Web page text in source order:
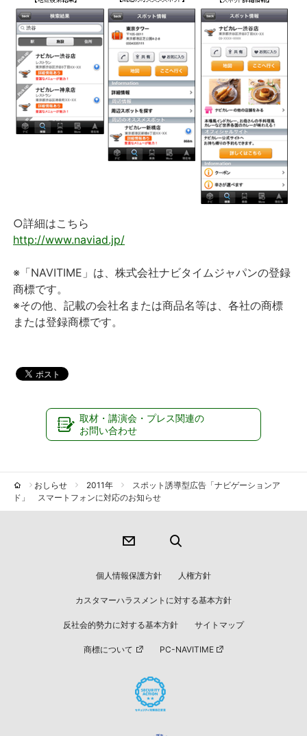
採用情報
English
○詳細はこちら
http://www.naviad.jp/
※「NAVITIME」は、株式会社ナビタイムジャパンの登録
商標です。
※その他、記載の会社名または商品名等は、各社の商標
または登録商標です。
取材・講演会・プレス関連の
お問い合わせ
おしらせ 2011年
スポット誘導型広告「ナビゲーションア
ド」 スマートフォンに対応のお知らせ
個人情報保護方針 人権方針
カスタマーハラスメントに対する基本方針
反社会的勢力に対する基本方針 サイトマップ
商標について PC-NAVITIME